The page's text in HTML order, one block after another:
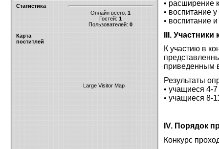
Статистика
Онлайн всего: 1
Гостей: 1
Пользователей: 0
Карта
поститлей
Large Visitor Map
• расширение
• воспитание
• воспитание
III. Участники
К участию в
приведенным
Результаты
• учащиеся 4-7
• учащиеся 8-
IV. Порядок
Конкурс